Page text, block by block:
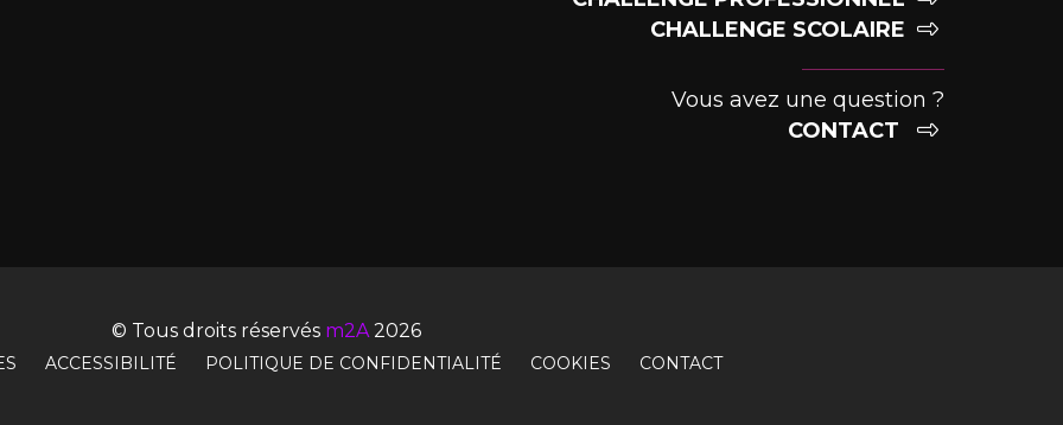
CHALLENGE SCOLAIRE
Vous avez une question ?
CONTACT
© Tous droits réservés m2A2026
ACCESSIBILITÉ POLITIQUE DE CONFIDENTIALITÉ COOKIES CONTACT